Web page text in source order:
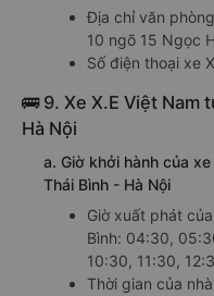
Địa chỉ văn
10 ngõ 15 Ngọc
Số điện thoại xe
🚌 9. Xe X.E Việt Nam
Hà Nội
a. Giờ khởi hành của
Thái Bình - Hà Nội
Giờ xuất phát
Bình: 04:30,
10:30, 11:30,
Thời gian của nhà